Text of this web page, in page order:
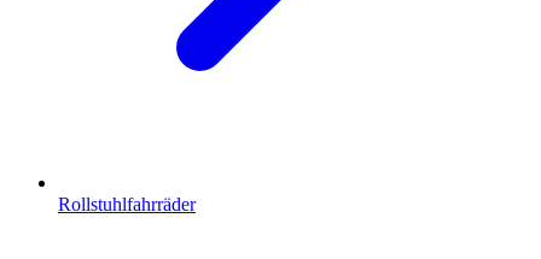
Rollstuhlfahrräder